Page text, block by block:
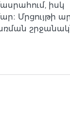
իսկ
Մրցույթի